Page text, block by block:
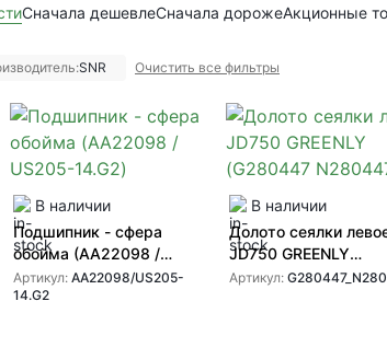
Сначала дешевлеСначала дорожеАкционные
SNR Очистить все фильтры
В наличии
Подшипник - сфера
обойма (AA22098 /
US205-14.G2)
Артикул:AA22098/US205-
14.G2
В наличии
Долото сеялки
JD750 GREENLY
(G280447 N280447)
Артикул: